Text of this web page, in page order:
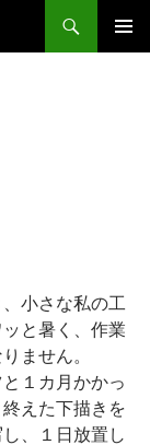
小さな私の工
と暑く、作業
ません。
１カ月かかっ
えた下描きを
、１日放置し